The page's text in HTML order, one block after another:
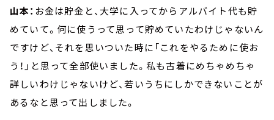
山本： お金は貯金と、大学に入ってからアルバイト代も貯
めていて。何に使うって思って貯めていたわけじゃないん
ですけど、それを思いついた時に「これをやるために使お
う！」と思って全部使いました。私も古着にめちゃめちゃ
詳しいわけじゃないけど、若いうちにしかできないことが
あるなと思って出しました。